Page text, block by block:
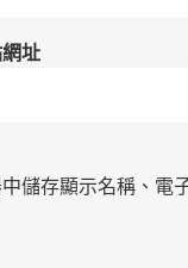
址
儲存顯示名稱、電